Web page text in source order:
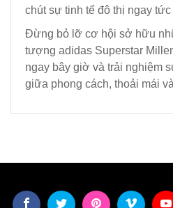
chút sự tinh tế đô thị ngay tức
Đừng bỏ lỡ cơ hội sở hữu
tượng adidas Superstar
ngay bây giờ và trải nghiệm
giữa phong cách, thoải mái